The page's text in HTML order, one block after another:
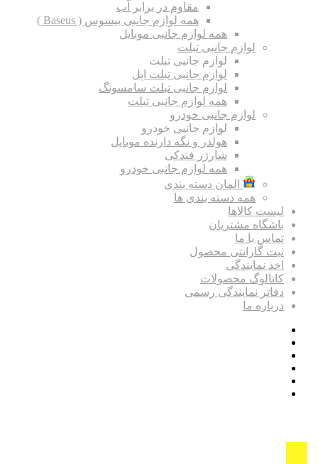
مقاوم در برابر آب
همه لوازم جانبی بیسوس ( Baseus )
همه لوازم جانبی موبایل
لوازم جانبی تبلت
لوازم جانبی تبلت
لوازم جانبی تبلت اپل
لوازم جانبی تبلت سامسونگ
همه لوازم جانبی تبلت
لوازم جانبی خودرو
لوازم جانبی خودرو
هولدر و نگه دارنده موبایل
شارژر فندکی
همه لوازم جانبی خودرو
المان دسته بندی
همه دسته بندی ها
لیست کالاها
باشگاه مشتریان
تماس با ما
ثبت گارانتی محصول
اخذ نمایندگی
کاتالوگ محصولات
دفاتر نمایندگی رسمی
درباره ما